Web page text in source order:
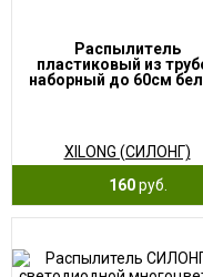
Распылитель
пластиковый из
наборный до 60см
XILONG (СИЛОНГ)
160руб.